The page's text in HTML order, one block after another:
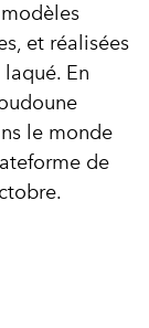
, et réalisées
laqué. En
le monde
de